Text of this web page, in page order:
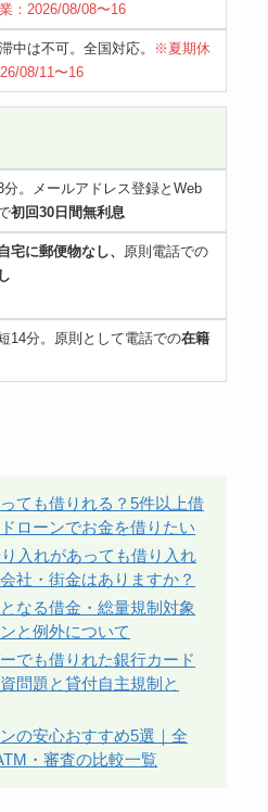
：2026/08/08〜16
中は不可。全国対応。
※夏期休
08/11〜16
分。メールアドレス登録とWeb
初回30日間無利息
宅に郵便物なし、
原則電話での
14分。原則として電話での在籍
ても借りれる？5件以上借
ローンでお金を借りたい
入れがあっても借り入れ
社・街金はありますか？
なる借金・総量規制対象
と例外について
でも借りれた銀行カード
問題と貸付自主規制と
の安心おすすめ5選｜全
・審査の比較一覧